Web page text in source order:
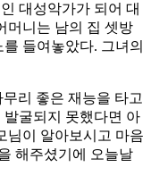
대성악가가 되어 대
머니는 남의 집 셋방
들여놓았다. 그녀의
리 좋은 재능을 타고
굴되지 못했다면 아
님이 알아보시고 마음
해주셨기에 오늘날